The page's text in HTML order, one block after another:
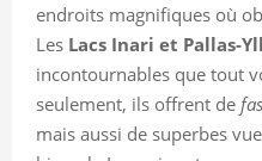
endroits magnifiques où
Les Lacs Inari et Pallas-
incontournables que tout
seulement, ils offrent de
mais aussi de superbes